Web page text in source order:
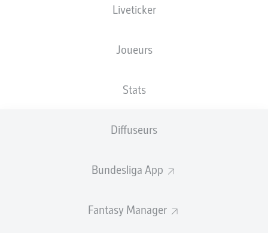
Liveticker
Joueurs
Stats
Diffuseurs
Bundesliga App
Fantasy Manager